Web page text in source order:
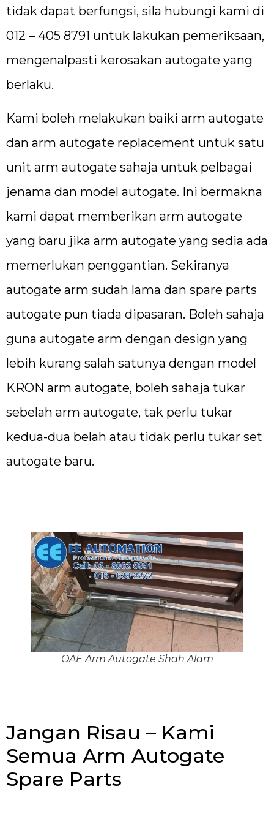
tidak dapat berfungsi, sila hubungi kami di
012 – 405 8791 untuk lakukan pemeriksaan,
mengenalpasti kerosakan autogate yang
berlaku.
Kami boleh melakukan baiki arm autogate
dan arm autogate replacement untuk satu
unit arm autogate sahaja untuk pelbagai
jenama dan model autogate. Ini bermakna
kami dapat memberikan arm autogate
yang baru jika arm autogate yang sedia ada
memerlukan penggantian. Sekiranya
autogate arm sudah lama dan spare parts
autogate pun tiada dipasaran. Boleh sahaja
guna autogate arm dengan design yang
lebih kurang salah satunya dengan model
KRON arm autogate, boleh sahaja tukar
sebelah arm autogate, tak perlu tukar
kedua-dua belah atau tidak perlu tukar set
autogate baru.
OAE Arm Autogate Shah Alam
Jangan Risau – Kami
Semua Arm Autogate
Spare Parts